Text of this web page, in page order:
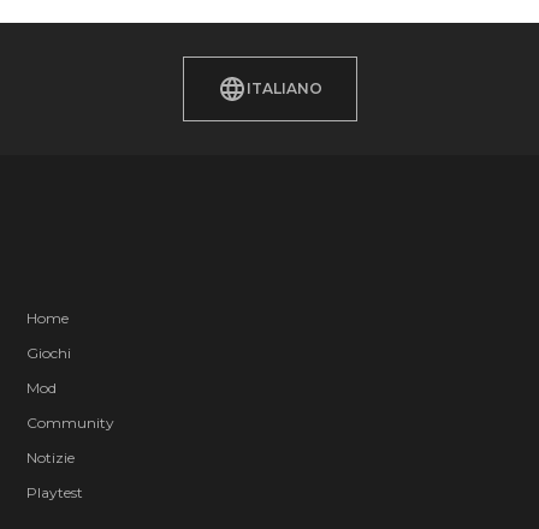
ITALIANO
Home
Giochi
Mod
Community
Notizie
Playtest